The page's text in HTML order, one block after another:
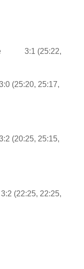
3:1 (25:22,
(25:20, 25:17,
(20:25, 25:15,
(22:25, 22:25,